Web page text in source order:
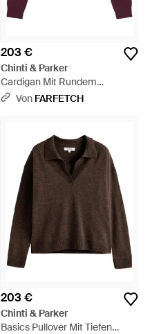
203 €
Chinti & Parker
Cardigan Mit Rundem
Ausschnitt - Lila
Von FARFETCH
203 €
Chinti & Parker
Basics Pullover Mit Tiefen